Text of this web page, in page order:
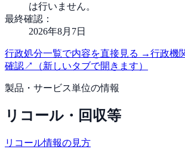
は行いません。
最終確認：
2026年8月7日
行政処分一覧で内容を直接見る →行政機
確認↗ （新しいタブで開きます）
製品・サービス単位の情報
リコール・回収等
リコール情報の見方